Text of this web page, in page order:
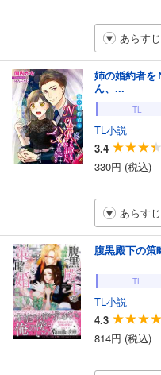
あらす
姉の婚約者を
ん、...
TL
TL小説
3.4
330円 (税込)
あらす
腹黒殿下の策
TL
TL小説
4.3
814円 (税込)